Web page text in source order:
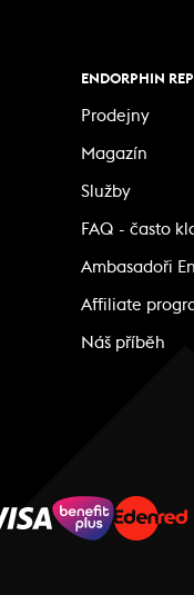
ENDORPHIN
Prodejny
Magazín
Služby
FAQ - často
Ambasadoři
Affiliate
Náš příběh